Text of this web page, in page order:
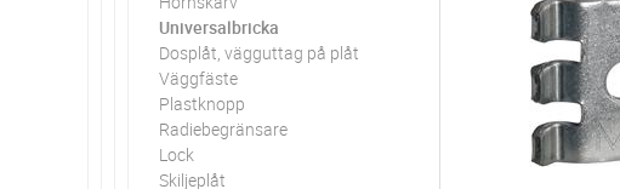
Universalbricka
Dosplåt, vägguttag på plåt
Väggfäste
Plastknopp
Radiebegränsare
Lock
Skiljeplåt